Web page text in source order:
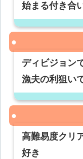
始まる付き合
ディビジョン
漁夫の利狙い
高難易度クリ
好き